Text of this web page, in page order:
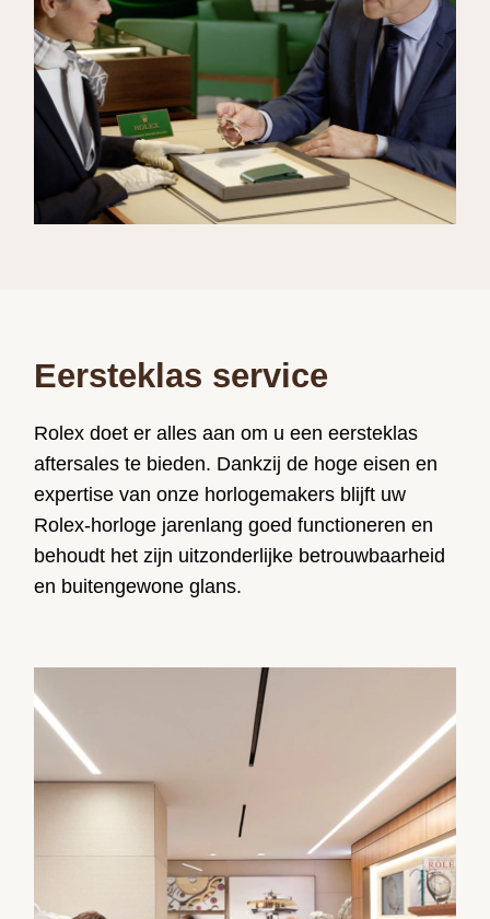
Eersteklas service
Rolex doet er alles aan om u een eersteklas
aftersales te bieden. Dankzij de hoge eisen en
expertise van onze horlogemakers blijft uw
Rolex-horloge jarenlang goed functioneren en
behoudt het zijn uitzonderlijke betrouwbaarheid
en buitengewone glans.